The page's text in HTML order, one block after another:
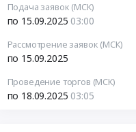
Подача заявок (МСК)
по 15.09.2025 03:00
Рассмотрение заявок (МСК)
по 15.09.2025
Проведение торгов (МСК)
по 18.09.2025 03:05